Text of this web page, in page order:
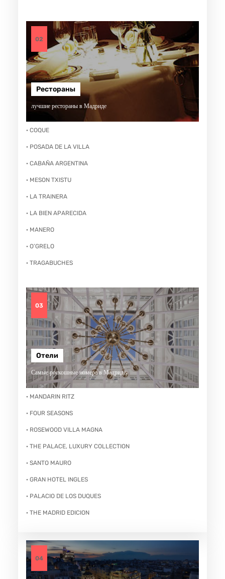
02
Рестораны
лучшие рестораны в Мадриде
· COQUE
· POSADA DE LA VILLA
· CABAÑA ARGENTINA
· MESON TXISTU
· LA TRAINERA
· LA BIEN APARECIDA
· MANERO
· O’GRELO
· TRAGABUCHES
03
Отели
Самые роскошные номера в Мадриде.
· MANDARIN RITZ
· FOUR SEASONS
· ROSEWOOD VILLA MAGNA
· THE PALACE, LUXURY COLLECTION
· SANTO MAURO
· GRAN HOTEL INGLES
· PALACIO DE LOS DUQUES
· THE MADRID EDICION
04